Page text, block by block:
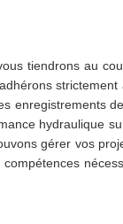
tiendrons au
enregistrements
hydraulique
gérer vos